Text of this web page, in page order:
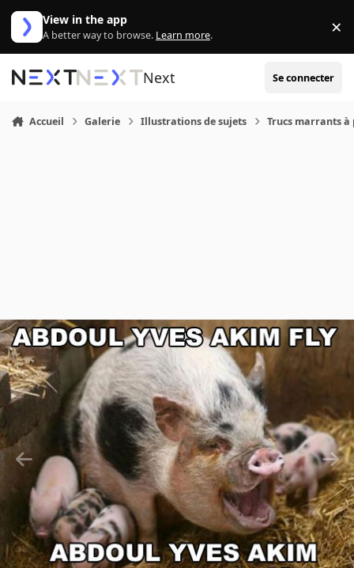
Aller au contenu
View in the app
A better way to browse. Learn more. ×
Next Se connecter
Accueil Galerie Illustrations de sujets Trucs marrants